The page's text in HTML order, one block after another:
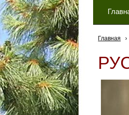
Главная ›